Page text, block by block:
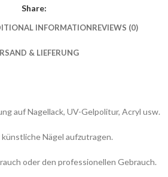
Share:
INFORMATIONREVIEWS (0)
& LIEFERUNG
auf Nagellack, UV-Gelpolitur, Acryl usw.
Nägel aufzutragen.
oder den professionellen Gebrauch.